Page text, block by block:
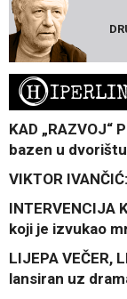
H
KAD „RAZVOJ“
bazen u
VIKTOR
INTERVENCIJA
koji je izvukao
LIJEPA VEČER,
lansiran uz